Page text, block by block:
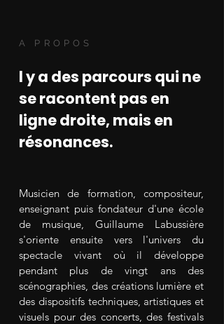
A PROPOS
l y a des parcours qui ne
se racontent pas en
ligne droite, mais en
résonances.
Musicien de formation, compositeur,
enseignant puis fondateur d'une école
de musique, Guillaume Labussière
s'oriente ensuite vers l'univers du
spectacle vivant où il développe
pendant plus de vingt ans des
scénographies, des créations lumière et
des dispositifs techniques, artistiques et
visuels pour des concerts, des festivals